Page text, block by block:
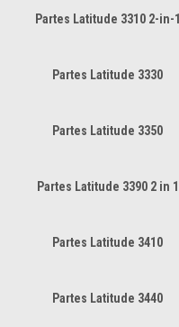
Partes Latitude 3310 2-in-1
Partes Latitude 3330
Partes Latitude 3350
Partes Latitude 3390 2 in 1
Partes Latitude 3410
Partes Latitude 3440